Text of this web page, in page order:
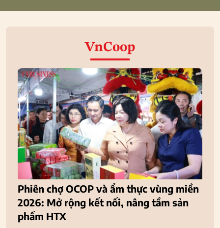
VnCoop
Phiên chợ OCOP và ẩm thực vùng miền
2026: Mở rộng kết nối, nâng tầm sản
phẩm HTX